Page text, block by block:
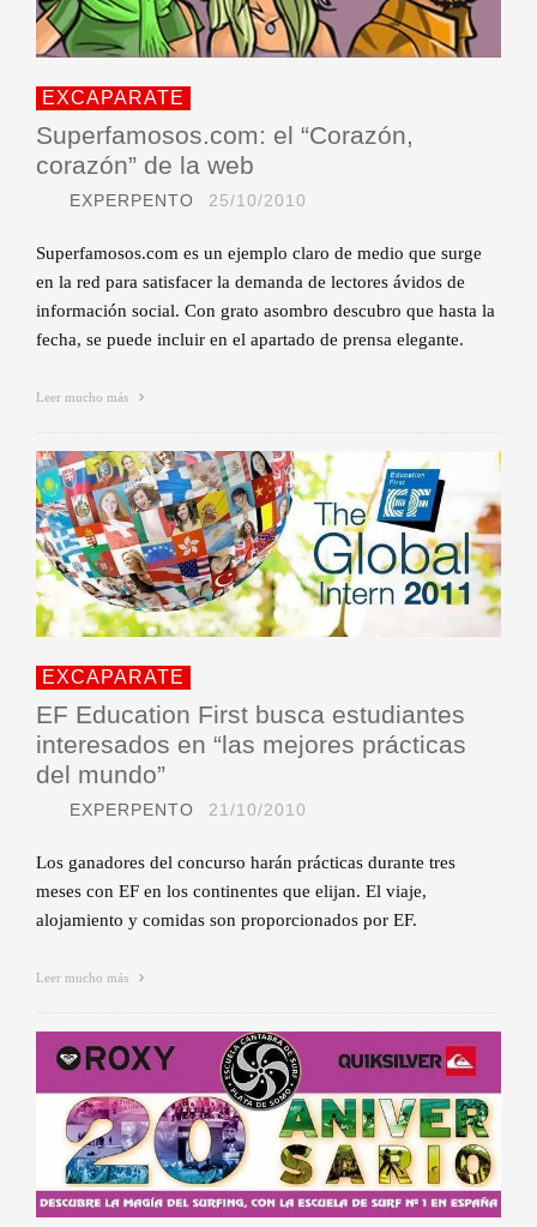
EXCAPARATE
Superfamosos.com: el “Corazón,
corazón” de la web
EXPERPENTO 25/10/2010
Superfamosos.com es un ejemplo claro de medio que surge
en la red para satisfacer la demanda de lectores ávidos de
información social. Con grato asombro descubro que hasta la
fecha, se puede incluir en el apartado de prensa elegante.
Leer mucho más
EXCAPARATE
EF Education First busca estudiantes
interesados en “las mejores prácticas
del mundo”
EXPERPENTO 21/10/2010
Los ganadores del concurso harán prácticas durante tres
meses con EF en los continentes que elijan. El viaje,
alojamiento y comidas son proporcionados por EF.
Leer mucho más